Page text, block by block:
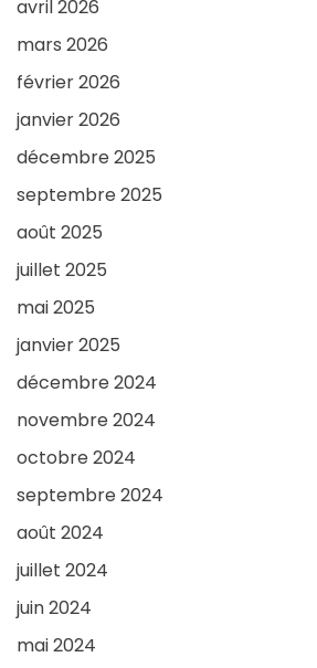
avril 2026
mars 2026
février 2026
janvier 2026
décembre 2025
septembre 2025
août 2025
juillet 2025
mai 2025
janvier 2025
décembre 2024
novembre 2024
octobre 2024
septembre 2024
août 2024
juillet 2024
juin 2024
mai 2024